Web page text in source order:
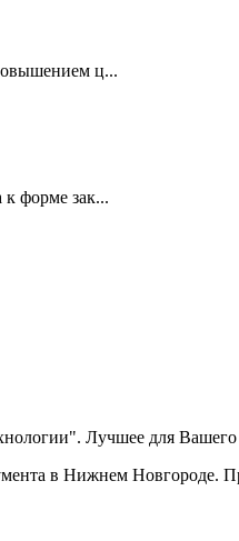
ц...
форме зак...
Лучшее для Вашего
в Нижнем Новгороде.